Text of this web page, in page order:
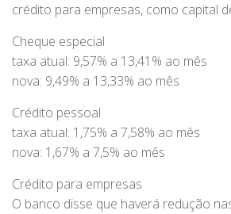
crédito para empresas, como capital
Cheque especial
taxa atual: 9,57% a 13,41% ao mês
nova: 9,49% a 13,33% ao mês
Crédito pessoal
taxa atual: 1,75% a 7,58% ao mês
nova: 1,67% a 7,5% ao mês
Crédito para empresas
O banco disse que haverá redução